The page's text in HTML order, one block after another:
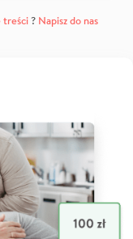
treści? Napisz do nas